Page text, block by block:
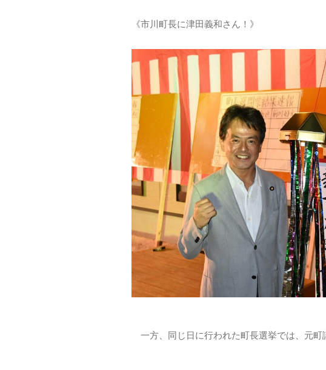
《市川町長に津田義和さん！》
一方、同じ日に行われた町長選挙では、元町